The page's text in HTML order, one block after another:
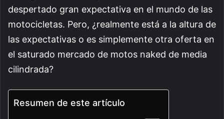
despertado gran expectativa en el mundo de las
motocicletas. Pero, ¿realmente está a la altura de
las expectativas o es simplemente otra oferta en
el saturado mercado de motos naked de media
cilindrada?
Resumen de este artículo